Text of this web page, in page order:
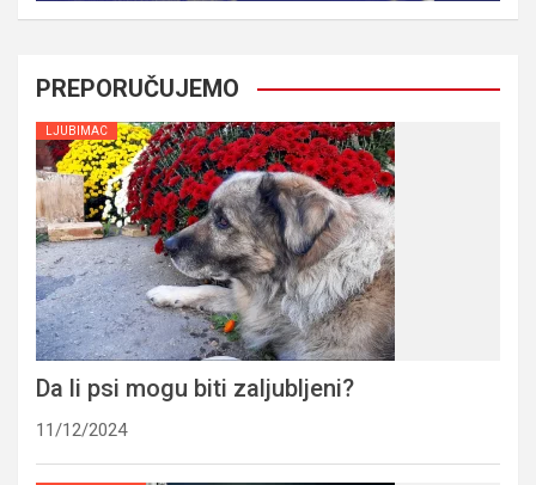
PREPORUČUJEMO
LJUBIMAC
Da li psi mogu biti zaljubljeni?
11/12/2024